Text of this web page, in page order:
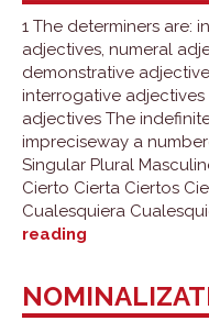
1 The determiners are:
adjectives, numeral
demonstrative
interrogative
adjectives The
impreciseway a
Singular Plural
Cierto Cierta Ciertos
Cualesquiera
reading